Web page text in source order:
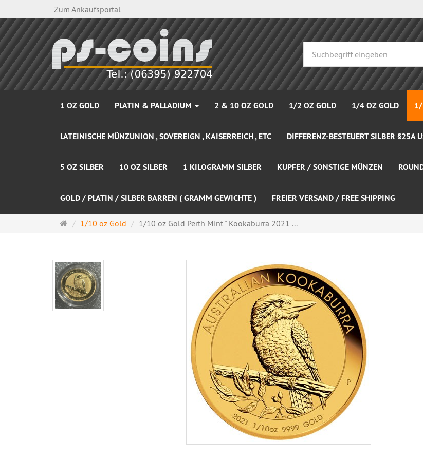
Zum Ankaufsportal
1 OZ GOLD PLATIN & PALLADIUM 2 & 10 OZ GOLD 1/2 OZ GOLD 1/4 OZ GOLD 1/
LATEINISCHE MÜNZUNION , SOVEREIGN , KAISERREICH , ETC DIFFERENZ-BESTEUERT SILBER §25A
5 OZ SILBER 10 OZ SILBER 1 KILOGRAMM SILBER KUPFER / SONSTIGE MÜNZEN
GOLD / PLATIN / SILBER BARREN ( GRAMM GEWICHTE ) FREIER VERSAND / FREE SHIPPING
Startseite
1/10 oz Gold 1/10 oz Gold Perth Mint " Kookaburra 2021 ...